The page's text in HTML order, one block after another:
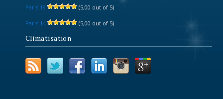
Paris 19 (5,00 out of 5)
Paris 14 (5,00 out of 5)
Climatisation